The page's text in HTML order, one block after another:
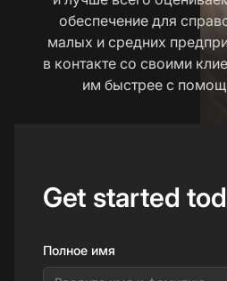
обеспечение для
малых и средних
в контакте со своими
им быстрее с
Get started
Полное имя